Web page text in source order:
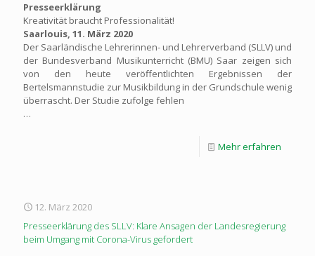
Presseerklärung
Kreativität braucht Professionalität!
Saarlouis, 11. März 2020
Der Saarländische Lehrerinnen- und Lehrerverband (SLLV) und
der Bundesverband Musikunterricht (BMU) Saar zeigen sich
von den heute veröffentlichten Ergebnissen der
Bertelsmannstudie zur Musikbildung in der Grundschule wenig
überrascht. Der Studie zufolge fehlen
…
Mehr erfahren
12. März 2020
Presseerklärung des SLLV: Klare Ansagen der Landesregierung
beim Umgang mit Corona-Virus gefordert